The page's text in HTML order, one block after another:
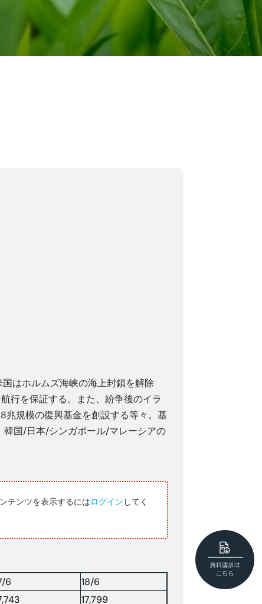
はホルムズ海峡の海上封鎖を解除
行を保証する。また、紛争後のイラ
規模の復興基金を創設する等々。基
国/日本/シンガポール/マレーシアの
テンツを表示するにはログイン してく
6
18/6
17,799